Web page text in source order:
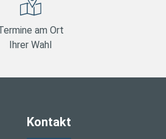
am Ort
Ihrer Wahl
Kontakt